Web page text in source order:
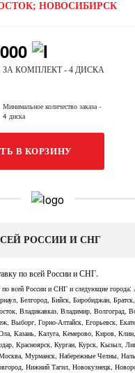
НОВОСИБИРСК
КОМПЛЕКТ - 4 ДИСКА
Минимальное количество заказа-
4 диска
В КОРЗИНУ
РОССИИ И СНГ
по всей России и СНГ.
всей России и СНГ и следующие города:
Белгород, Бийск, Биробиджан,
Владикавказ, Владимир, Волгоград,
Выборг, Горно-Алтайск, Егорьевск,
Казань, Калуга, Кемерово, Киров,
Красноярск, Курган, Курск, Кызыл,
Мурманск, Набережные Челны,
Нижний Тагил, Новокузнецк,